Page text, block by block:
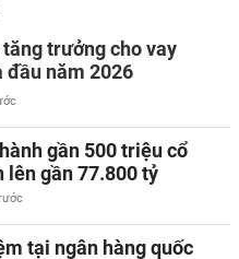
trưởng cho vay
đầu năm 2026
gần 500 triệu cổ
lên gần 77.800 tỷ
tại ngân hàng quốc